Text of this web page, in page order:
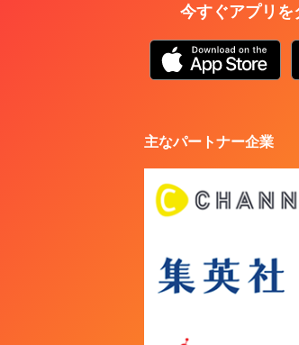
今すぐアプリを
主なパートナー企業